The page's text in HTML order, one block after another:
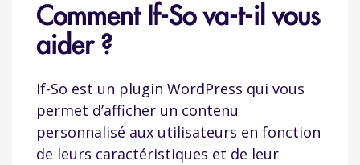
Comment If-So va-t-il vous
aider ?
If-So est un plugin WordPress qui vous
permet d’afficher un contenu
personnalisé aux utilisateurs en fonction
de leurs caractéristiques et de leur